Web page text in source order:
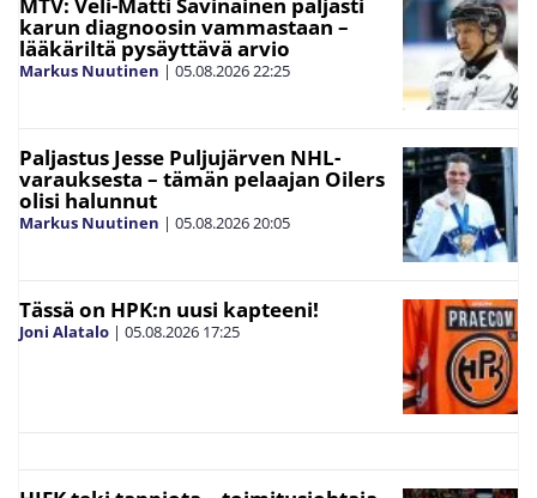
karun diagnoosin vammastaan –
lääkäriltä pysäyttävä arvio
Markus Nuutinen | 05.08.202622:25
Paljastus Jesse Puljujärven NHL-
varauksesta – tämän pelaajan Oilers
olisi halunnut
Markus Nuutinen | 05.08.202620:05
Tässä on HPK:n uusi kapteeni!
Joni Alatalo | 05.08.2026 17:25